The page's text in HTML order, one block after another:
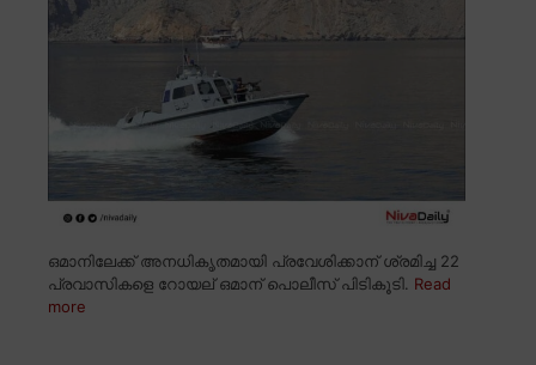
ഒമാനിലേക്ക് അനധികൃതമായി പ്രവേശിക്കാന് ശ്രമിച്ച 22
പ്രവാസികളെ റോയല് ഒമാന് പൊലീസ് പിടികൂടി. Read
more